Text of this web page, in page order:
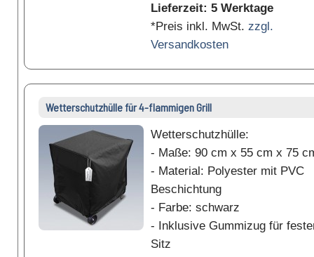
Lieferzeit: 5 Werktage
*Preis inkl. MwSt. zzgl.
Versandkosten
Wetterschutzhülle für 4-flammigen Grill
Wetterschutzhülle:
- Maße: 90 cm x 55 cm x 75
- Material: Polyester mit PVC
Beschichtung
- Farbe: schwarz
- Inklusive Gummizug für
Sitz